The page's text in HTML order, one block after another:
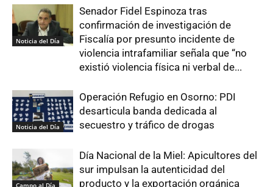
Noticia del Día
Senador Fidel Espinoza tras
confirmación de investigación de
Fiscalía por presunto incidente de
violencia intrafamiliar señala que “no
existió violencia física ni verbal de...
Noticia del Día
Operación Refugio en Osorno: PDI
desarticula banda dedicada al
secuestro y tráfico de drogas
Campo al Día
Día Nacional de la Miel: Apicultores del
sur impulsan la autenticidad del
producto y la exportación orgánica